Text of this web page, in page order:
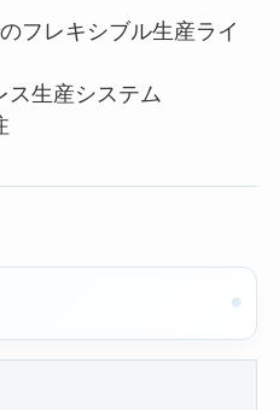
フレキシブル生産ライ
ス生産システム